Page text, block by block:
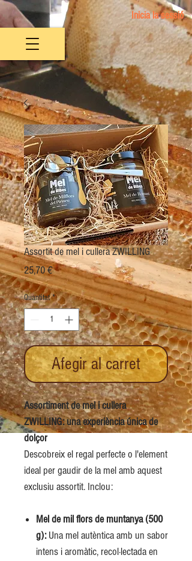
Inicia la sessió
Assortit de mel i cullera ZWILLING
25,70 €Price
Quantitat *
Afegir al carret
Assortiment de mel i cullera
ZWILLING: una experiència única de
dolçor
Descobreix el regal perfecte o l'element
ideal per gaudir de la mel amb aquest
exclusiu assortit. Inclou:
Mel de mil flors de muntanya (500
g):Una mel autèntica amb un sabor
intens i aromàtic, recol·lectada en